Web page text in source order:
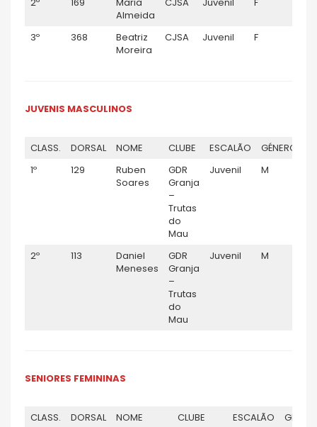
Almeida
3º 368
Beatriz
Moreira
CJSA Juvenil F
JUVENIS MASCULINOS
CLASS. DORSAL NOME CLUBE ESCALÃO GÉNERO
1º
129
Ruben
Soares
GDR
Granja
–
Trutas
do
Mau
Juvenil M
2º 113
Daniel
Meneses
GDR
Granja
–
Trutas
do
Mau
Juvenil M
SENIORES FEMININAS
CLASS. DORSAL NOME CLUBE ESCALÃO